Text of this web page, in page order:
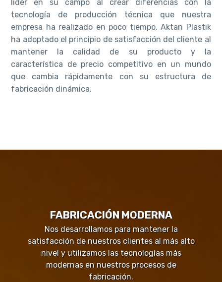
líder en su campo al crear diferencias con la
tecnología de producción técnica que nuestra
empresa ha realizado en poco tiempo. Aktan Plastik
ha adoptado el principio de satisfacción del cliente al
mantener la calidad de su producto y la
característica de precio competitivo en un mundo
que cambia rápidamente con su estructura de
fabricación dinámica.
FABRICACIÓN MODERNA
Nos desarrollamos para mantener la
satisfacción de nuestros clientes al más alto
nivel y utilizamos las tecnologías más
modernas en nuestros procesos de
fabricación.